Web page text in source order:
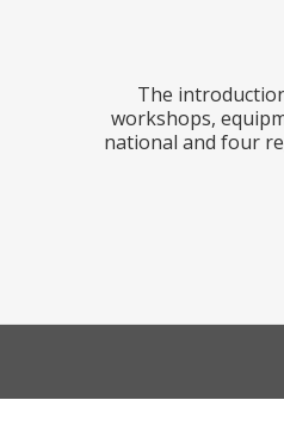
The
workshops,
national and four